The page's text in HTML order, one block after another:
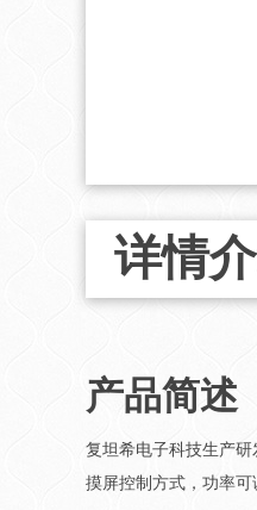
详情
产品简述
复坦希电子科技生产
摸屏控制方式，功率可